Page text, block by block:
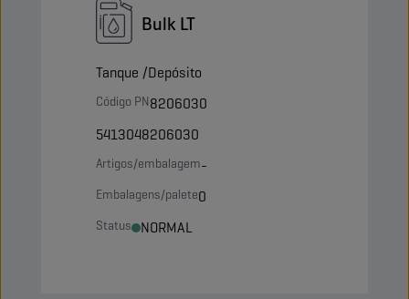
Bulk LT
Tanque /Depósito
Código PN8206030
5413048206030
Artigos/embalagem-
Embalagens/palete0
Status NORMAL